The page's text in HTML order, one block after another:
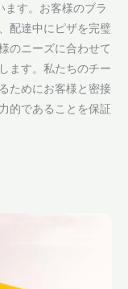
す。お客様のブラ
配達中にピザを完璧
のニーズに合わせて
ます。私たちのチー
ためにお客様と密接
的であることを保証